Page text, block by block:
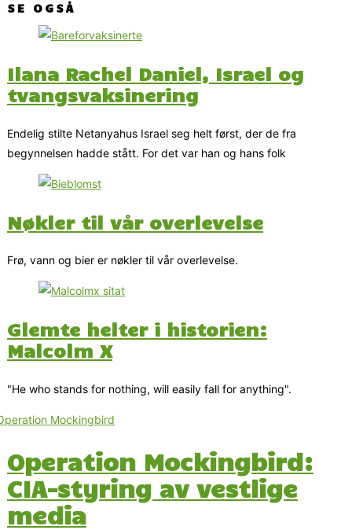
SE OGSÅ
Ilana Rachel Daniel, Israel og
tvangsvaksinering
Endelig stilte Netanyahus Israel seg helt først, der de fra
begynnelsen hadde stått. For det var han og hans folk
Nøkler til vår overlevelse
Frø, vann og bier er nøkler til vår overlevelse.
Glemte helter i historien:
Malcolm X
"He who stands for nothing, will easily fall for anything".
Operation Mockingbird:
CIA-styring av vestlige
media